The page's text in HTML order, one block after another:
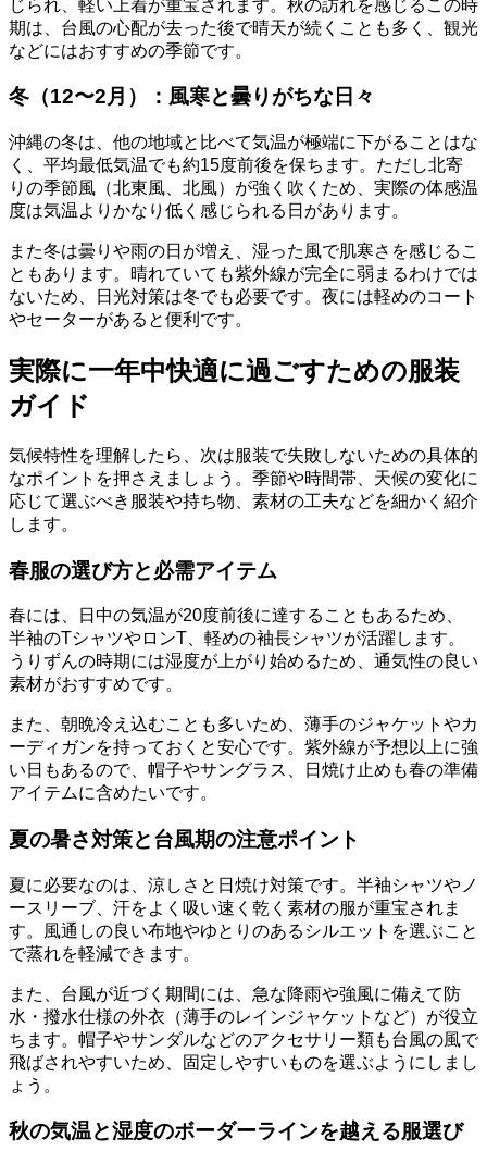
じられ、軽い上着が重宝されます。秋の訪れを感じるこの時
期は、台風の心配が去った後で晴天が続くことも多く、観光
などにはおすすめの季節です。
冬（12〜2月）：風寒と曇りがちな日々
沖縄の冬は、他の地域と比べて気温が極端に下がることはな
く、平均最低気温でも約15度前後を保ちます。ただし北寄
りの季節風（北東風、北風）が強く吹くため、実際の体感温
度は気温よりかなり低く感じられる日があります。
また冬は曇りや雨の日が増え、湿った風で肌寒さを感じるこ
ともあります。晴れていても紫外線が完全に弱まるわけでは
ないため、日光対策は冬でも必要です。夜には軽めのコート
やセーターがあると便利です。
実際に一年中快適に過ごすための服装
ガイド
気候特性を理解したら、次は服装で失敗しないための具体的
なポイントを押さえましょう。季節や時間帯、天候の変化に
応じて選ぶべき服装や持ち物、素材の工夫などを細かく紹介
します。
春服の選び方と必需アイテム
春には、日中の気温が20度前後に達することもあるため、
半袖のTシャツやロンT、軽めの袖長シャツが活躍します。
うりずんの時期には湿度が上がり始めるため、通気性の良い
素材がおすすめです。
また、朝晩冷え込むことも多いため、薄手のジャケットやカ
ーディガンを持っておくと安心です。紫外線が予想以上に強
い日もあるので、帽子やサングラス、日焼け止めも春の準備
アイテムに含めたいです。
夏の暑さ対策と台風期の注意ポイント
夏に必要なのは、涼しさと日焼け対策です。半袖シャツやノ
ースリーブ、汗をよく吸い速く乾く素材の服が重宝されま
す。風通しの良い布地やゆとりのあるシルエットを選ぶこと
で蒸れを軽減できます。
また、台風が近づく期間には、急な降雨や強風に備えて防
水・撥水仕様の外衣（薄手のレインジャケットなど）が役立
ちます。帽子やサンダルなどのアクセサリー類も台風の風で
飛ばされやすいため、固定しやすいものを選ぶようにしまし
ょう。
秋の気温と湿度のボーダーラインを越える服選び